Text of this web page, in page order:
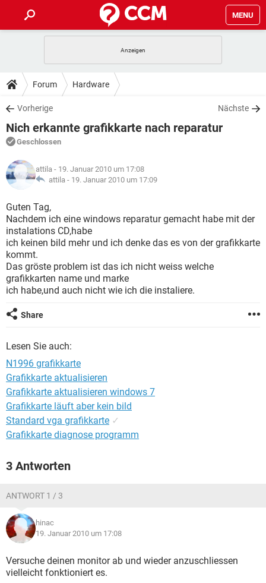
MENU
ANDROID
WINDOWS 10
WHATSAPP TIKTOK
FACEBOOK
TIPPS & TRICKS
SPIELE
WINDOWS 10
WHATSAPP
FACEBOOK HARDWARE
DOWNLOADS
SPIELE STREAMING
ANDROID
WINDOWS 10 INSTAGRAM
WHATSAPP
FACEBOOK
FORUM
SPIELE
ANDROID IOS
WHATSAPP TIKTOK
FACEBOOK HARDWARE
LEXIKON
SPIELE
ANDROID
WINDOWS 10
WHATSAPP
FACEBOOK HARDWARE
Forum Hardware
Vorherige Nächste
Nich erkannte grafikkarte nach reparatur
Geschlossen
attila - 19. Januar 2010 um 17:08
attila - 19. Januar 2010 um 17:09
Guten Tag,
Nachdem ich eine windows reparatur gemacht habe mit der
instalations CD,habe
ich keinen bild mehr und ich denke das es von der grafikkarte
kommt.
Das gröste problem ist das ich nicht weiss welche
grafikkarten name und marke
ich habe,und auch nicht wie ich die instaliere.
Share
Lesen Sie auch:
N1996 grafikkarte
Grafikkarte aktualisieren
Grafikkarte aktualisieren windows 7
Grafikkarte läuft aber kein bild
Standard vga grafikkarte ✓
Grafikkarte diagnose programm
3 Antworten
ANTWORT 1 / 3
hinac
19. Januar 2010 um 17:08
Versuche deinen monitor ab und wieder anzuschliessen
vielleicht fonktioniert es.